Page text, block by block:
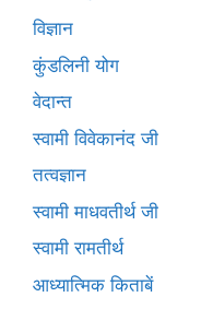
विज्ञान
कुंडलिनी योग
वेदान्त
स्वामी विवेकानंद जी
तत्वज्ञान
स्वामी माधवतीर्थ जी
स्वामी रामतीर्थ
आध्यात्मिक किताबें